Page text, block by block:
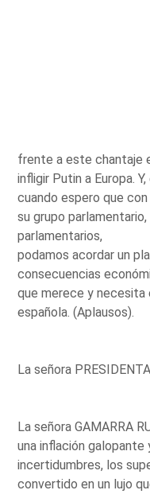
frente a este chantaje
infligir Putin a Europa.
cuando espero que
su grupo
parlamentarios,
podamos acordar un
consecuencias
que merece y necesita
española. (Aplausos).
La señora
La señora GAMARRA
una inflación
incertidumbres, los
convertido en un lujo